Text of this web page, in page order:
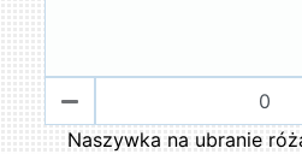
Naszywka na ubranie